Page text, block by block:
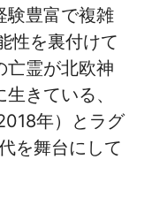
験豊富で複雑
性を裏付けて
亡霊が北欧神
きている、
年）とラグ
を舞台にして